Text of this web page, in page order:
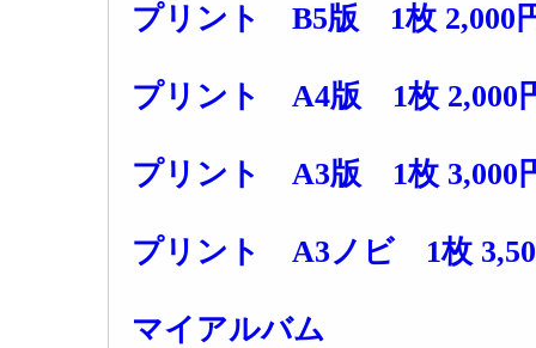
プリント B5版 1枚 2,000
プリント A4版 1枚 2,000
プリント A3版 1枚 3,000
プリント A3ノビ 1枚
マイアルバム